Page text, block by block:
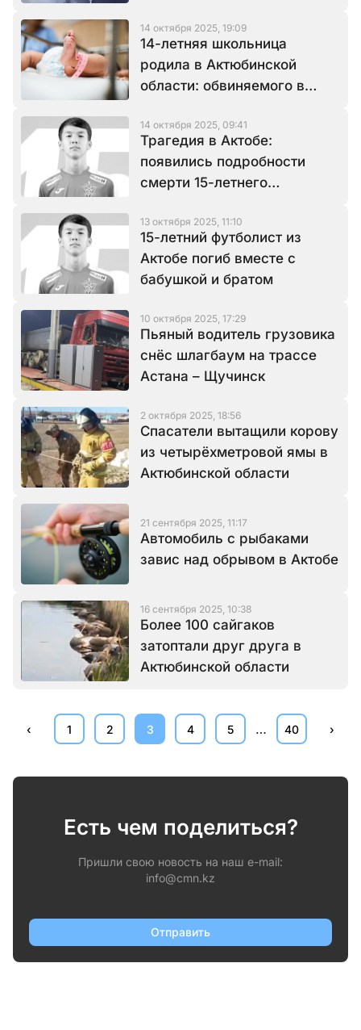
14 октября 2025, 19:09
14-летняя школьница
родила в Актюбинской
области: обвиняемого в
14 октября 2025, 09:41
Трагедия в Актобе:
появились подробности
смерти 15-летнего
13 октября 2025, 11:10
15-летний футболист из
Актобе погиб вместе с
бабушкой и братом
10 октября 2025, 17:29
Пьяный водитель грузовика
снёс шлагбаум на трассе
Астана – Щучинск
2 октября 2025, 18:56
Спасатели вытащили корову
из четырёхметровой ямы в
Актюбинской области
21 сентября 2025, 11:17
Автомобиль с рыбаками
завис над обрывом в Актобе
16 сентября 2025, 10:38
Более 100 сайгаков
затоптали друг друга в
Актюбинской области
‹ 1 2 3 4 5 … 40 ›
Есть чем поделиться?
Пришли свою новость на наш e-mail:
info@cmn.kz
Отправить